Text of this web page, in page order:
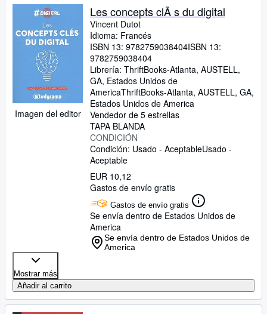
Imagen del editor
Les concepts clÃ s du digital
Vincent Dutot
Idioma: Francés
ISBN 13: 9782759038404ISBN 13:
9782759038404
Librería: ThriftBooks-Atlanta, AUSTELL,
GA, Estados Unidos de
AmericaThriftBooks-Atlanta, AUSTELL, GA,
Estados Unidos de America
Vendedor de 5 estrellas
TAPA BLANDA
CONDICIÓN
Condición: Usado - AceptableUsado -
Aceptable
EUR 10,12
Gastos de envío gratis
Gastos de envío gratis
Se envía dentro de Estados Unidos de
America
Se envía dentro de Estados Unidos de
America
Mostrar más
Añadir al carrito